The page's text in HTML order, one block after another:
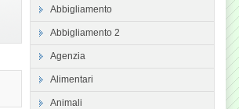
Abbigliamento
Abbigliamento 2
Agenzia
Alimentari
Animali